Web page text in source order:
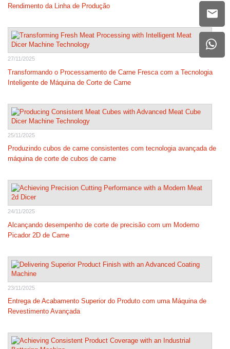
Rendimento da Linha de Produção
27/11/2025
Transformando o Processamento de Carne Fresca com a Tecnologia
Inteligente de Máquina de Corte de Carne
25/11/2025
Produzindo cubos de carne consistentes com tecnologia avançada de
máquina de corte de cubos de carne
24/11/2025
Alcançando desempenho de corte de precisão com um Moderno
Picador 2D de Carne
23/11/2025
Entrega de Acabamento Superior do Produto com uma Máquina de
Revestimento Avançada